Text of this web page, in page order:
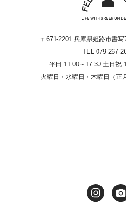
〒671-2201 兵庫県姫路市書写
TEL 079-267-
平日 11:00～17:30 土日祝
火曜日・水曜日・木曜日（正